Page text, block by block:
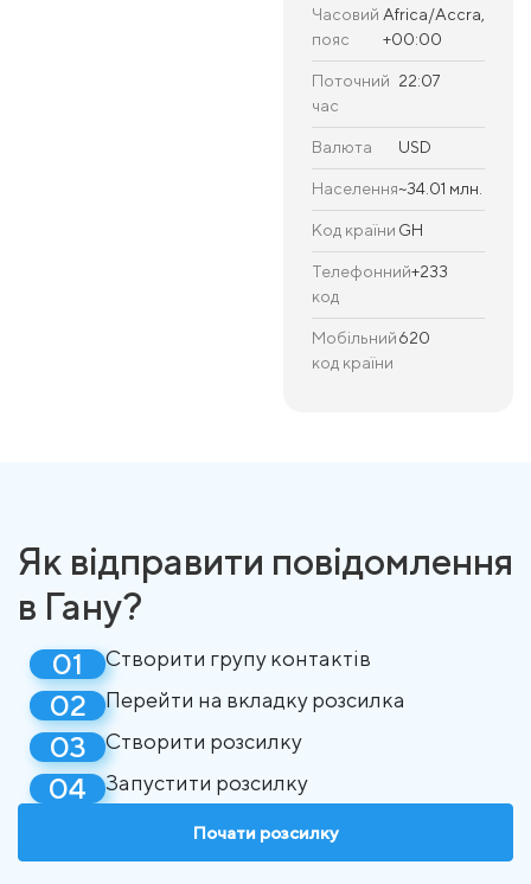
Часовий
пояс
Africa/Accra,
+00:00
Поточний
час
22:07
Валюта USD
Населення~34.01 млн.
Код країни GH
Телефонний
код
+233
Мобільний
код країни
620
Як відправити повідомлення
в Гану?
Створити групу контактів
Перейти на вкладку розсилка
Створити розсилку
Запустити розсилку
Почати розсилку